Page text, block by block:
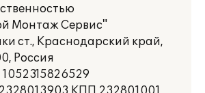
Монтаж Сервис"
ст., Краснодарский край,
Россия